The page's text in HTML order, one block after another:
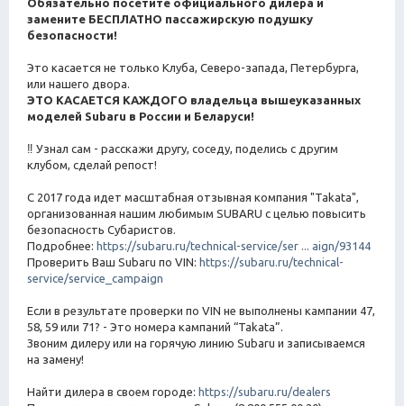
замените БЕСПЛАТНО пассажирскую подушку
безопасности!
Это касается не только Клуба, Северо-запада, Петербурга,
или нашего двора.
ЭТО КАСАЕТСЯ КАЖДОГО владельца вышеуказанных
моделей Subaru в России и Беларуси!
‼ Узнал сам - расскажи другу, соседу, поделись с другим
клубом, сделай репост!
С 2017 года идет масштабная отзывная компания "Takata",
организованная нашим любимым SUBARU с целью повысить
безопасность Субаристов.
Подробнее: https://subaru.ru/technical-service/ser ... aign/93144
Проверить Ваш Subaru по VIN: https://subaru.ru/technical-
service/service_campaign
Если в результате проверки по VIN не выполнены кампании 47,
58, 59 или 71? - Это номера кампаний “Takata”.
Звоним дилеру или на горячую линию Subaru и записываемся
на замену!
Найти дилера в своем городе: https://subaru.ru/dealers